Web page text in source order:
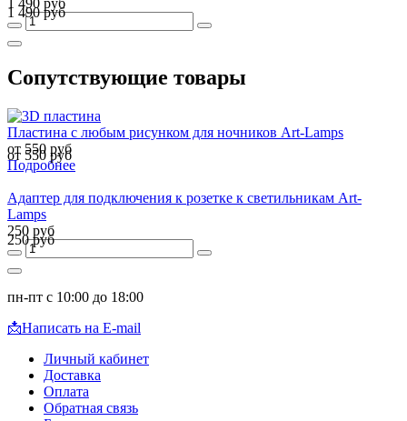
1 490 руб
Сопутствующие товары
Пластина с любым рисунком для ночников Art-Lamps
от 550 руб
от 550 руб
Подробнее
Адаптер для подключения к розетке к светильникам Art-
Lamps
250 руб
250 руб
пн-пт с 10:00 до 18:00
📩Написать на E-mail
Личный кабинет
Доставка
Оплата
Обратная связь